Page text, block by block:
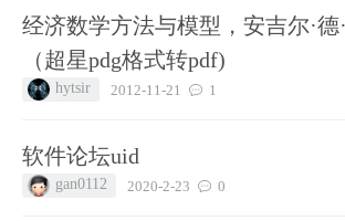
经济数学方法与模型，安吉尔·德
（超星pdg格式转pdf)
hytsir 2012-11-21 1
软件论坛uid
gan0112 2020-2-23 0